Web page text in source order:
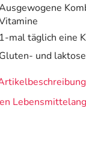
1-mal täglich eine
Gluten- und